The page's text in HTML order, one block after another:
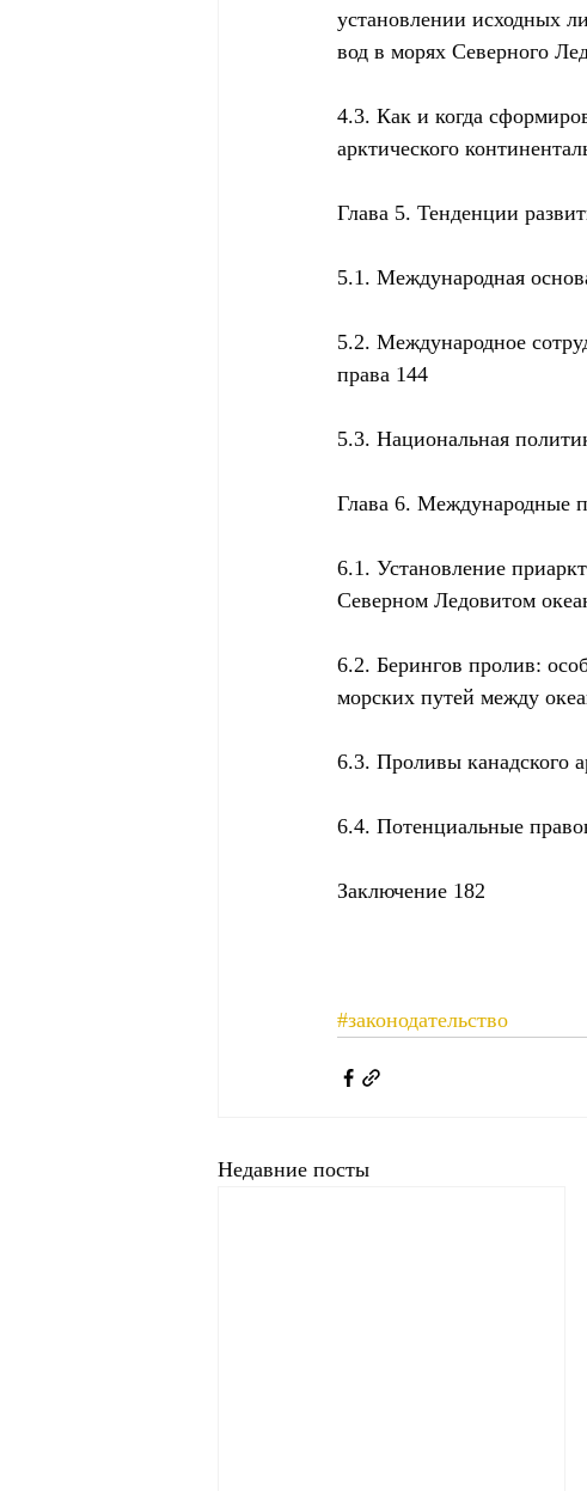
установлении исходных
вод в морях Северного
4.3. Как и когда
арктического
Глава 5. Тенденции
5.1. Международная
5.2. Международное
права 144
5.3. Национальная
Глава 6. Международные
6.1. Установление
Северном Ледовитом
6.2. Берингов пролив:
морских путей между
6.3. Проливы канадского
6.4. Потенциальные
Заключение 182
#законодательство
Недавние посты